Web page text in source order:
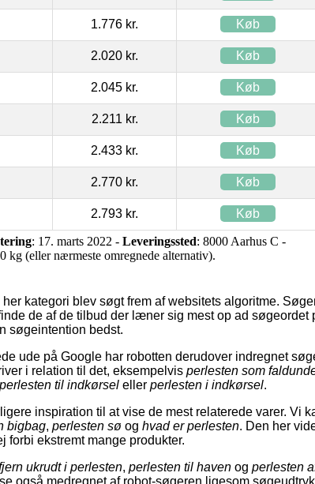
1.776 kr. Køb
2.020 kr. Køb
2.045 kr. Køb
2.211 kr. Køb
2.433 kr. Køb
2.770 kr. Køb
2.793 kr. Køb
: 17. marts 2022 - Leveringssted: 8000 Aarhus C -
kg (eller nærmeste omregnede alternativ).
kategori blev søgt frem af websitets algoritme.
de af de tilbud der læner sig mest op ad søgeordet
søgeintention bedst.
ude på Google har robotten derudover indregnet
i relation til det, eksempelvis perlesten som
perlesten til indkørsel eller perlesten i indkørsel.
inspiration til at vise de mest relaterede varer. Vi
bigbag, perlesten sø og hvad er perlesten. Den her
forbi ekstremt mange produkter.
ukrudt i perlesten, perlesten til haven og perlesten
også medregnet af robot-søgeren ligesom